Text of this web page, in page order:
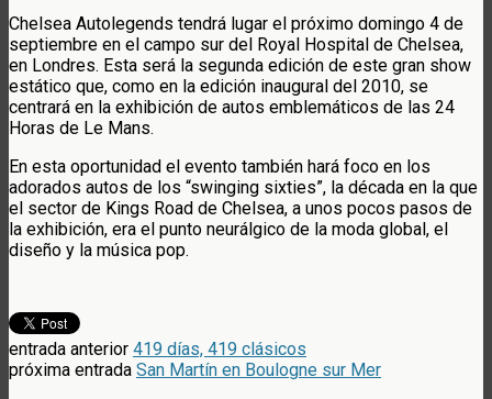
Chelsea Autolegends tendrá lugar el próximo domingo 4 de
septiembre en el campo sur del Royal Hospital de Chelsea,
en Londres. Esta será la segunda edición de este gran show
estático que, como en la edición inaugural del 2010, se
centrará en la exhibición de autos emblemáticos de las 24
Horas de Le Mans.
En esta oportunidad el evento también hará foco en los
adorados autos de los “swinging sixties”, la década en la que
el sector de Kings Road de Chelsea, a unos pocos pasos de
la exhibición, era el punto neurálgico de la moda global, el
diseño y la música pop.
entrada anterior 419 días, 419 clásicos
próxima entrada San Martín en Boulogne sur Mer